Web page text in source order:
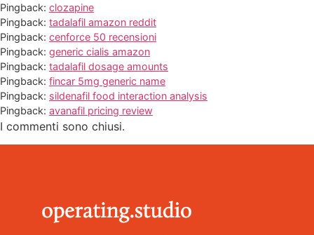
Pingback: clozapine
Pingback: tadalafil amazon reddit
Pingback: cenforce 50 recensioni
Pingback: generic cialis amazon
Pingback: tadalafil dosage amounts
Pingback: fincar 5mg generic name
Pingback: sildenafil food interaction analysis
Pingback: avanafil pricing review
I commenti sono chiusi.